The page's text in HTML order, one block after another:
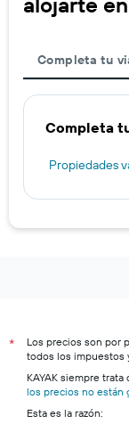
Completa tu
Completa
Propiedades
*
Los precios son por
todos los impuestos
KAYAK siempre
los precios no están
Esta es la razón: